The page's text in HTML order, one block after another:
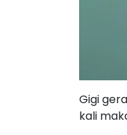
Gigi
kali